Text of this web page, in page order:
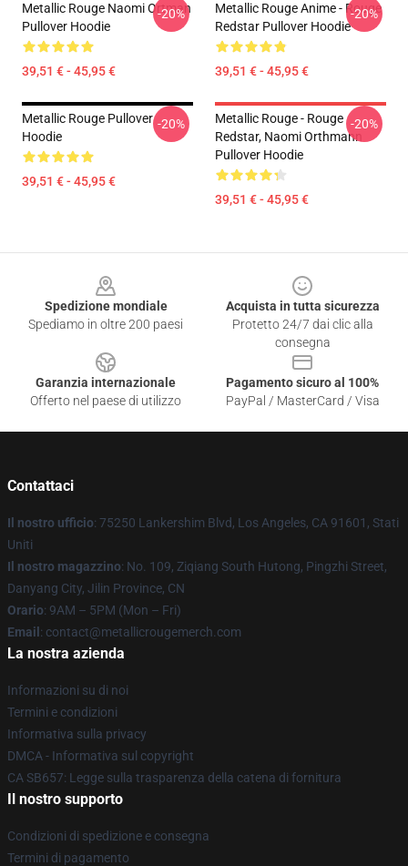
Metallic Rouge Naomi Ortman
Pullover Hoodie
39,51 € - 45,95 €
-20%
Metallic Rouge Anime - Rouge
Redstar Pullover Hoodie
39,51 € - 45,95 €
-20%
Metallic Rouge Pullover
Hoodie
39,51 € - 45,95 €
-20%
Metallic Rouge - Rouge
Redstar, Naomi Orthmann
Pullover Hoodie
39,51 € - 45,95 €
-20%
Spedizione mondiale
Spediamo in oltre 200 paesi
Acquista in tutta sicurezza
Protetto 24/7 dai clic alla
consegna
Garanzia internazionale
Offerto nel paese di utilizzo
Pagamento sicuro al 100%
PayPal / MasterCard / Visa
Contattaci
Il nostro ufficio: 75250 Lankershim Blvd, Los Angeles, CA 91601, Stati
Uniti
Il nostro magazzino: No. 109, Ziqiang South Hutong, Pingzhi Street,
Danyang City, Jilin Province, CN
Orario: 9AM – 5PM (Mon – Fri)
Email : contact@metallicrougemerch.com
La nostra azienda
Informazioni su di noi
Termini e condizioni
Informativa sulla privacy
DMCA - Informativa sul copyright
CA SB657: Legge sulla trasparenza della catena di fornitura
Il nostro supporto
Condizioni di spedizione e consegna
Termini di pagamento